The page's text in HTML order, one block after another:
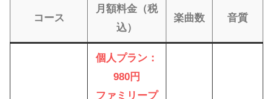
コース
月額料金（税
込）
楽曲数 音質
個人プラン：
980円
ファミリープ